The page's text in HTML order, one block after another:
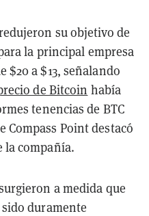
su objetivo de
la principal empresa
$20 a $13, señalando
de Bitcoin había
tenencias de BTC
Compass Point destacó
la compañía.
a medida que
duramente